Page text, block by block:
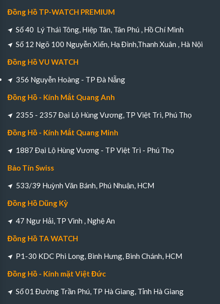
Đồng Hồ TP-WATCH PREMIUM
Số 40 Lý Thái Tông, Hiệp Tân, Tân Phú , Hồ Chí Minh
Số 12 Ngõ 100 Nguyễn Xiển, Hạ Đình,Thanh Xuân , Hà Nội
Đồng Hồ VU WATCH
356 Nguyễn Hoàng - TP Đà Nẵng
Đồng Hồ - Kính Mắt Quang Anh
2355 - 2357 Đại Lộ Hùng Vương, TP Việt Trì, Phú Thọ
Đồng Hồ - Kính Mắt Quang Minh
1887 Đại Lộ Hùng Vương - TP Việt Trì - Phú Thọ
Bảo Tín Swiss
533/39 Huỳnh Văn Bánh, Phú Nhuận, HCM
Đồng Hồ Dũng Kỳ
47 Ngư Hải, TP Vinh , Nghệ An
Đồng Hồ TA WATCH
P1-30 KDC Phi Long, Bình Hưng, Bình Chánh, HCM
Đồng Hồ - Kính mặt Việt Đức
Số 01 Đường Trần Phú, TP Hà Giang, Tỉnh Hà Giang